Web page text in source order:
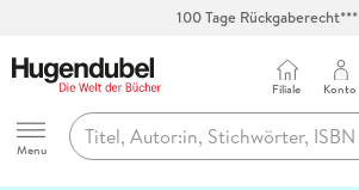
100 Tage Rückgaberecht***
Hugendubel
Menu
Filiale Konto